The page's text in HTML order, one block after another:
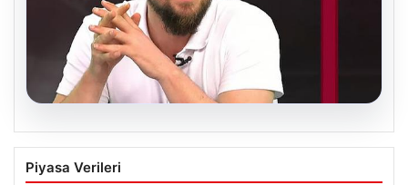
Transfer krizi soruşturmaya dönüştü!
Burhan Can Terzi için harekete geçildi
Piyasa Verileri